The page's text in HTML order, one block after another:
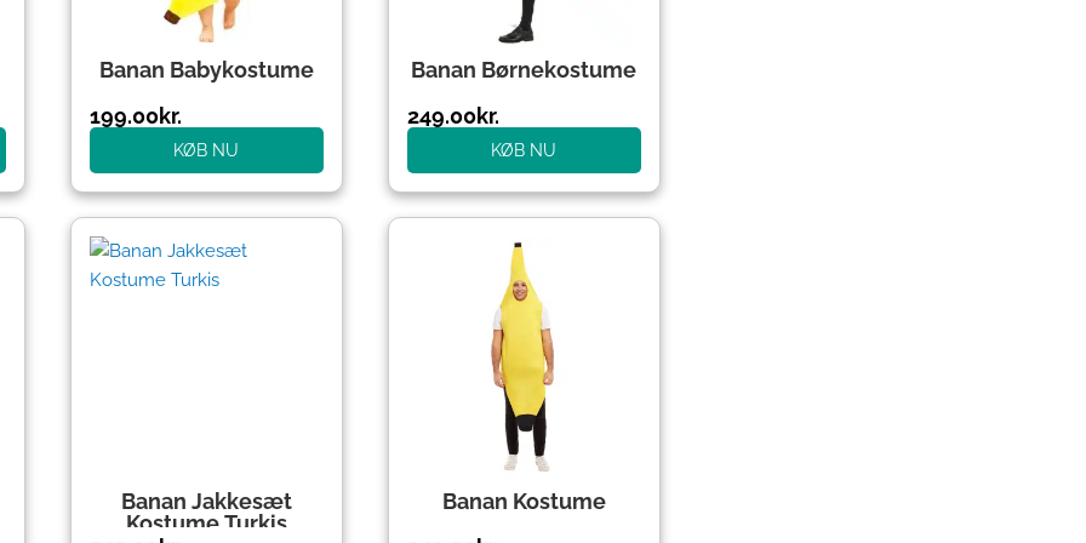
Banan Babykostume
199.00kr.
KØB NU
Banan Børnekostume
249.00kr.
KØB NU
Banan Jakkesæt
Kostume Turkis
Banan Kostume